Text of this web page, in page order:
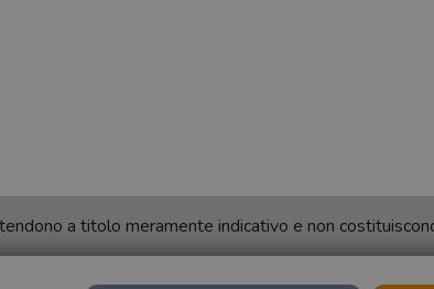
a titolo meramente indicativo e non